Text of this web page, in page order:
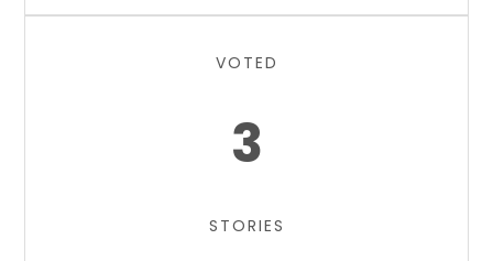
VOTED
3
STORIES